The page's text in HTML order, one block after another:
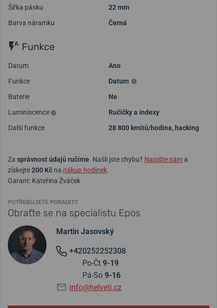
Šířka pásku
22 mm
Barva náramku
Černá
Funkce
Datum
Ano
Funkce
Datum
Baterie
Ne
Luminiscence
Ručičky a indexy
Další funkce
28 800 kmitů/hodina, hacking
Za správnost údajů ručíme. Našli jste chybu? Napište náma
získejte200 Kč na nákup hodinek.
Garant: Kateřina Žváček
POTŘEBUJETE PORADIT?
Obraťte se na specialistu Epos
Martin Jasovský
+420252252308
Po-Čt 9-19
Pá-So 9-16
info@helveti.cz